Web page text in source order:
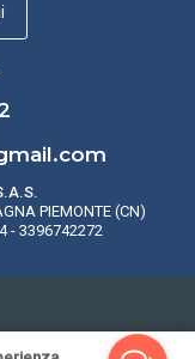
PIEMONTE (CN)
- 3396742272
| Realizzato da